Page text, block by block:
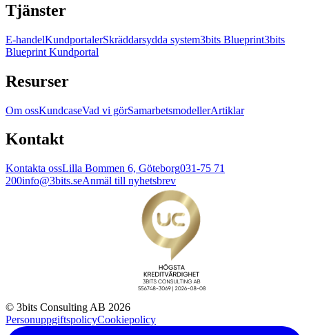
Tjänster
E-handelKundportalerSkräddarsydda system3bits Blueprint3bits
Blueprint Kundportal
Resurser
Om ossKundcaseVad vi görSamarbetsmodellerArtiklar
Kontakt
Kontakta ossLilla Bommen 6, Göteborg031-75 71
200info@3bits.seAnmäl till nyhetsbrev
© 3bits Consulting AB 2026
PersonuppgiftspolicyCookiepolicy